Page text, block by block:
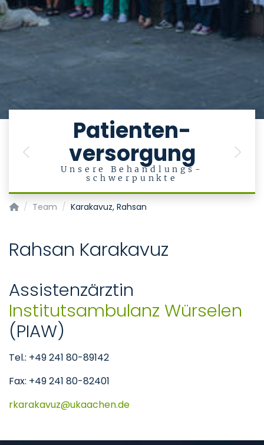
Patienten-
versorgung
Unsere Behandlungs-
schwerpunkte
Previous Next
Klinik für Psychiatrie, Psychotherapie und Psychosomatik
Team Karakavuz, Rahsan
Rahsan Karakavuz
Assistenzärztin
Institutsambulanz Würselen
(PIAW)
Tel.: +49 241 80-89142
Fax: +49 241 80-82401
rkarakavuz
ukaachende